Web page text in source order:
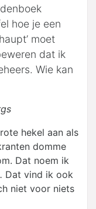
hoe je een
moet
dat ik
Wie kan
hekel aan als
domme
Dat noem ik
. Dat vind ik ook
niet voor niets